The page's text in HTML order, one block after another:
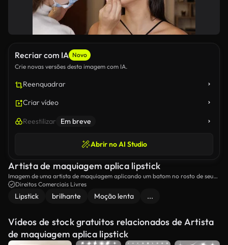
Recriar com IA Novo
Crie novas versões desta imagem com IA.
Reenquadrar
Criar vídeo
Reestilizar Em breve
Abrir no AI Studio
Artista de maquiagem aplica lipstick
Imagem de uma artista de maquiagem aplicando um batom no rosto de seu
cliente.
Direitos Comerciais Livres
Lipstick brilhante Moção lenta ...
Vídeos de stock gratuitos relacionados de Artista
de maquiagem aplica lipstick